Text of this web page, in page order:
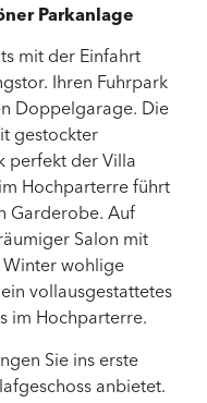
Parkanlage
mit der Einfahrt
Ihren Fuhrpark
Doppelgarage. Die
gestockter
perfekt der Villa
Hochparterre führt
Garderobe. Auf
Salon mit
Winter wohlige
vollausgestattetes
im Hochparterre.
Sie ins erste
anbietet.